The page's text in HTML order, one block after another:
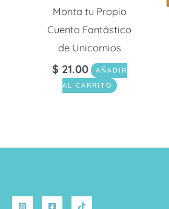
Monta tu Propio
Cuento Fantástico
de Unicornios
$ 21.00
AÑADIR
AL CARRITO